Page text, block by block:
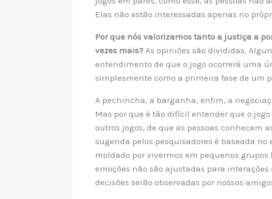
Elas não estão interessadas apenas no
Por que nós valorizamos tanto a justiça a
vezes mais? As opiniões são divididas.
entendimento de que o jogo ocorrerá uma
simplesmente como a primeira fase de um
A pechincha, a barganha, enfim, a
Mas por que é tão difícil entender que o
outros jogos, de que as pessoas conhecem
sugerida pelos pesquisadores é baseada
moldado por vivermos em pequenos
emoções não são ajustadas para
decisões serão observadas por nossos